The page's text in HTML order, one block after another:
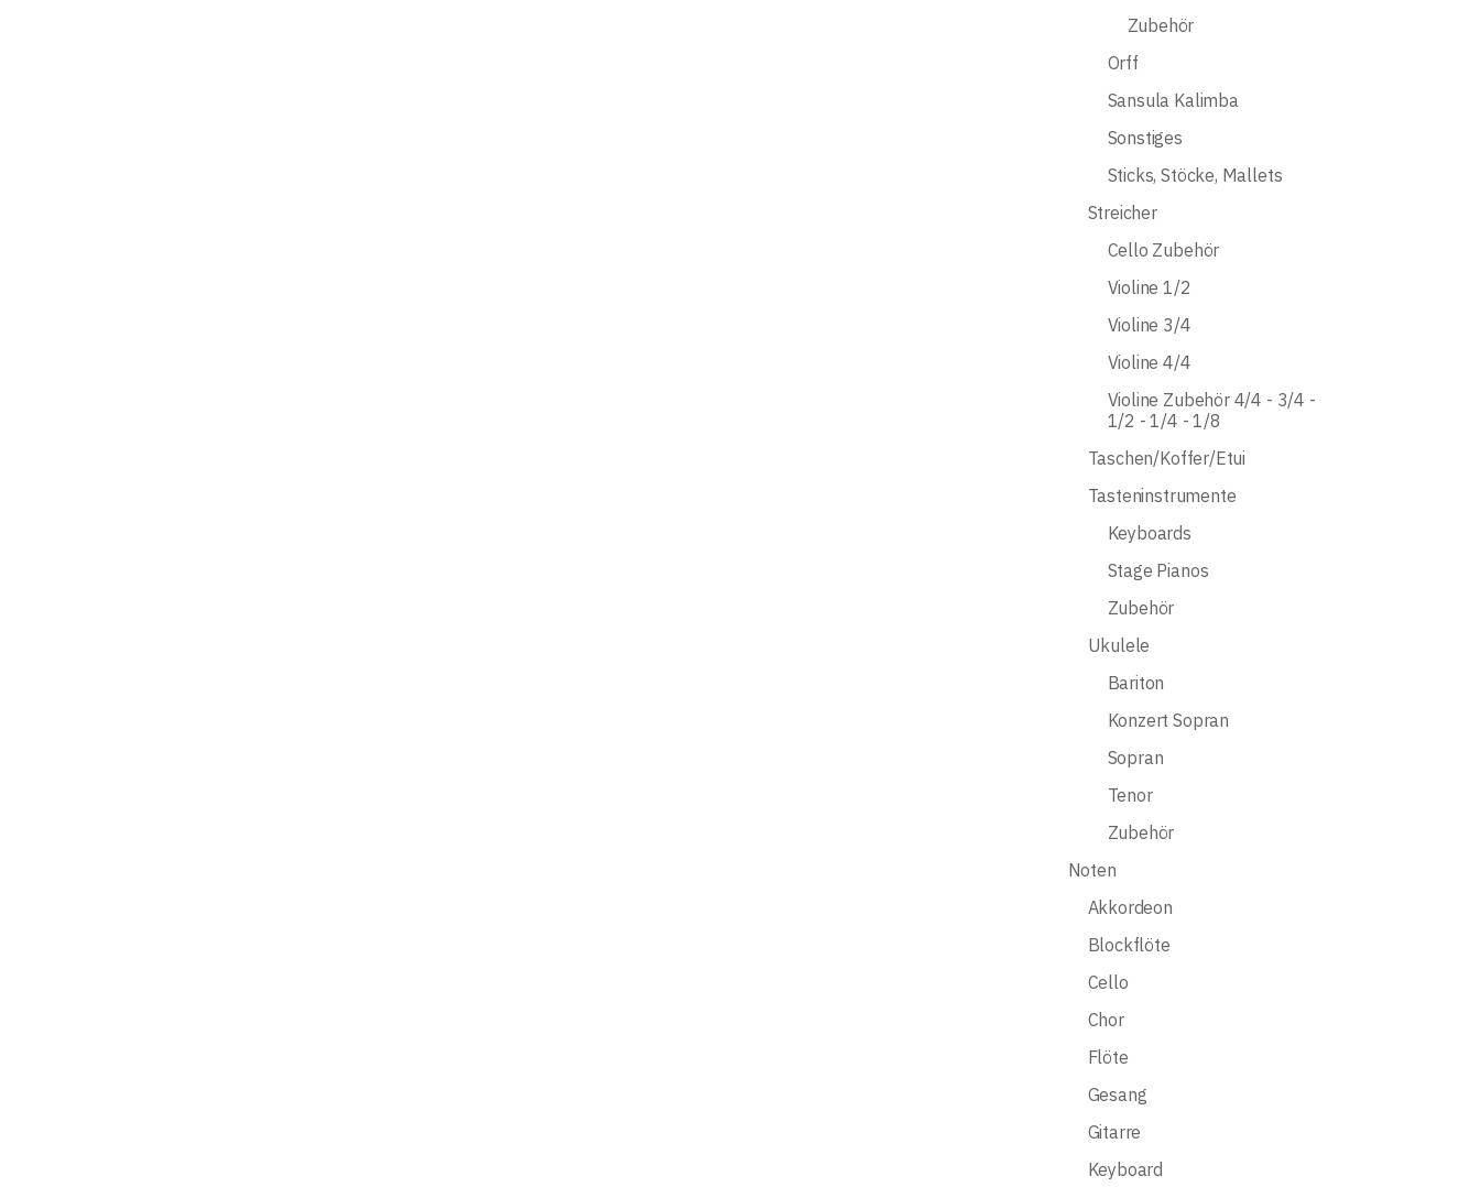
Zubehör
Orff
Sansula Kalimba
Sonstiges
Sticks, Stöcke, Mallets
Streicher
Cello Zubehör
Violine 1/2
Violine 3/4
Violine 4/4
Violine Zubehör 4/4 - 3/4 -
1/2 - 1/4 - 1/8
Taschen/Koffer/Etui
Tasteninstrumente
Keyboards
Stage Pianos
Zubehör
Ukulele
Bariton
Konzert Sopran
Sopran
Tenor
Zubehör
Noten
Akkordeon
Blockflöte
Cello
Chor
Flöte
Gesang
Gitarre
Keyboard